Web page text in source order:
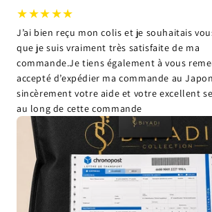
★★★★★
J’ai bien reçu mon colis et je souhaitais
que je suis vraiment très satisfaite de ma
commande.Je tiens également à vous
accepté d’expédier ma commande au
sincèrement votre aide et votre excellent
au long de cette commande